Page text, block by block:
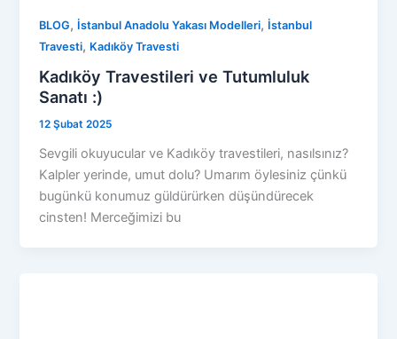
BLOG, İstanbul Anadolu Yakası Modelleri, İstanbul
Travesti, Kadıköy Travesti
Kadıköy Travestileri ve Tutumluluk
Sanatı :)
12 Şubat 2025
Sevgili okuyucular ve Kadıköy travestileri, nasılsınız?
Kalpler yerinde, umut dolu? Umarım öylesiniz çünkü
bugünkü konumuz güldürürken düşündürecek
cinsten! Merceğimizi bu